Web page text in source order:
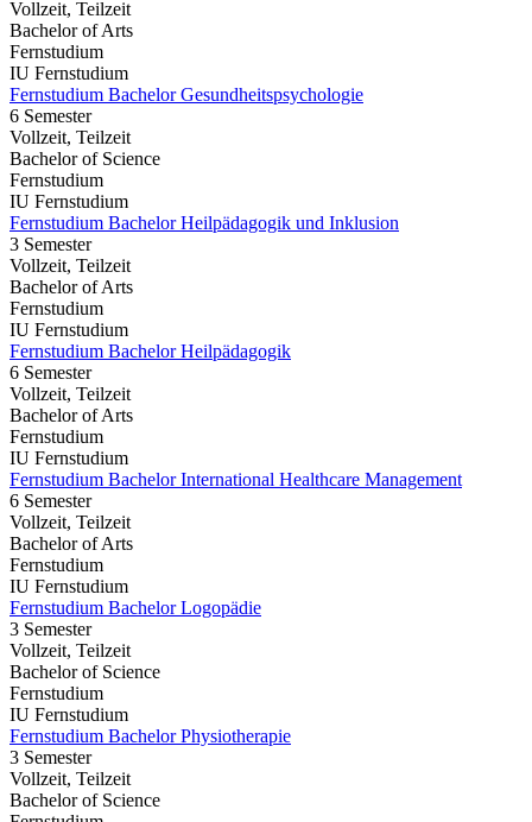
Vollzeit, Teilzeit
Bachelor of Arts
Fernstudium
IU Fernstudium
Fernstudium Bachelor Gesundheitspsychologie
6 Semester
Vollzeit, Teilzeit
Bachelor of Science
Fernstudium
IU Fernstudium
Fernstudium Bachelor Heilpädagogik und Inklusion
3 Semester
Vollzeit, Teilzeit
Bachelor of Arts
Fernstudium
IU Fernstudium
Fernstudium Bachelor Heilpädagogik
6 Semester
Vollzeit, Teilzeit
Bachelor of Arts
Fernstudium
IU Fernstudium
Fernstudium Bachelor International Healthcare Management
6 Semester
Vollzeit, Teilzeit
Bachelor of Arts
Fernstudium
IU Fernstudium
Fernstudium Bachelor Logopädie
3 Semester
Vollzeit, Teilzeit
Bachelor of Science
Fernstudium
IU Fernstudium
Fernstudium Bachelor Physiotherapie
3 Semester
Vollzeit, Teilzeit
Bachelor of Science